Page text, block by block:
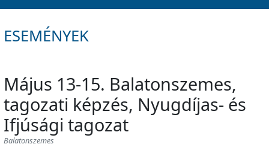
ESEMÉNYEK
Május 13-15. Balatonszemes,
tagozati képzés, Nyugdíjas- és
Ifjúsági tagozat
Balatonszemes